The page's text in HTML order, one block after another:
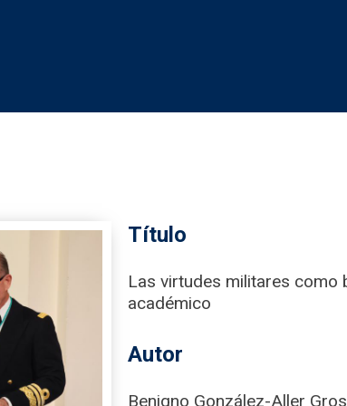
Título
Las virtudes militares como
académico
Autor
Benigno González-Aller